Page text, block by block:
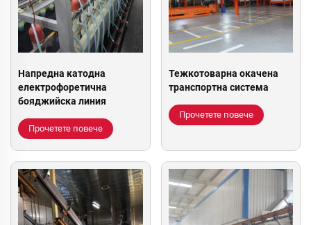
Напредна катодна
електрофоретична
бояджийска линия
Прочетете повече
Тежкотоварна окачена
транспортна система
Прочетете повече